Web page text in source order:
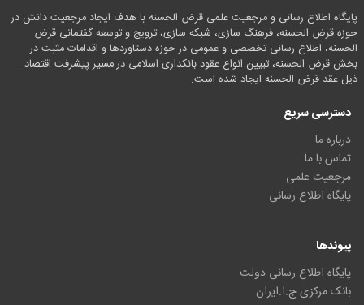
پایگاه اطلاع رسانی و مرجعیت علمی قرض الحسنه با هدف ایجاد مرجعیت دانش در
حوزه قرض الحسنه، فرهنگ سازی، شبکه سازی، ترویج و توسعه گفتمانی قرض
الحسنه، اطلاع رسانی تخصصی و عمومی در حوزه دستاوردها و اقدامات مثبت در
بخش قرض الحسنه، تبیین انواع عقود بانکداری اسلامی در مسیر پیشرفت اقتصاد
ذیل عقد قرض الحسنه ایجاد شده است.
دسترسی سریع
درباره ما
تماس با ما
مرجعیت علمی
پایگاه اطلاع رسانی
پیوندها
پایگاه اطلاع رسانی دولت
بانک مرکزی ج.ا.ایران